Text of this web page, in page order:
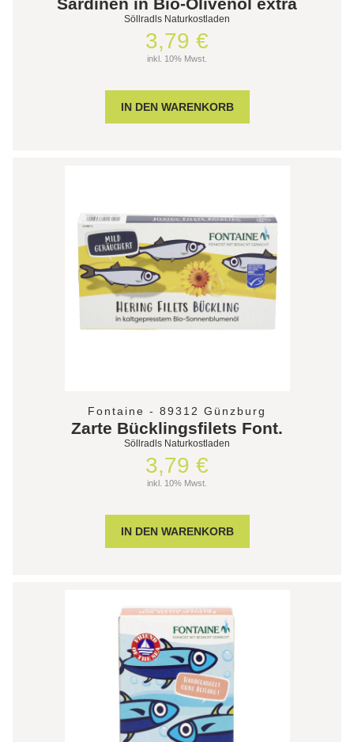
Söllradls Naturkostladen
3,79 €
inkl. 10% Mwst.
Fontaine - 89312 Günzburg
Zarte Bücklingsfilets Font.
Söllradls Naturkostladen
3,79 €
inkl. 10% Mwst.